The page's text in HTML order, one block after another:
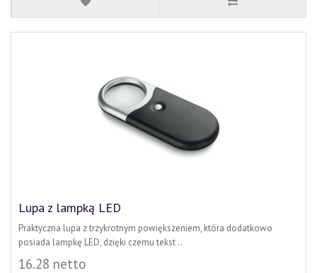
Lupa z lampką LED
Praktyczna lupa z trzykrotnym powiększeniem, która dodatkowo
posiada lampkę LED, dzięki czemu tekst ..
16.28 netto